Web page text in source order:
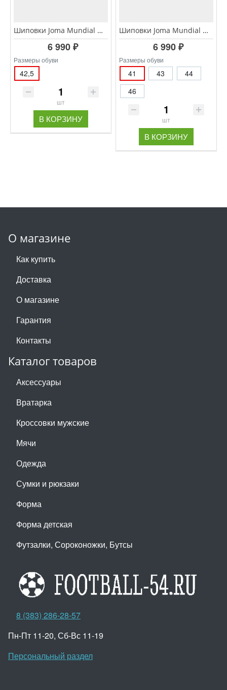
Шиповки Joma Mundial MUNS.2511.TF
6 990 ₽
Размеры обуви
42,5
шт
В КОРЗИНУ
Шиповки Joma Mundial MUNW.2502.TF
6 990 ₽
Размеры обуви
41 43
44
46
шт
В КОРЗИНУ
О магазине
Как купить
Доставка
О магазине
Гарантия
Контакты
Каталог товаров
Аксессуары
Вратарка
Кроссовки мужские
Мячи
Одежда
Сумки и рюкзаки
Форма
Форма детская
Футзалки, Сороконожки, Бутсы
8 (383) 286-28-57
Пн-Пт 11-20, Сб-Вс 11-19
Персональный раздел